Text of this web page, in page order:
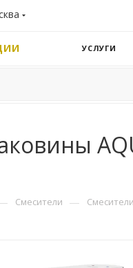
УСЛУГИ
Смесители —